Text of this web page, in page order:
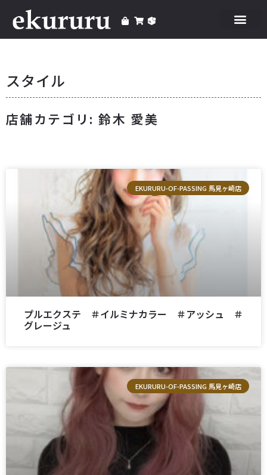
スタイル
店舗カテゴリ: 鈴木 愛美
EKURURU-OF-PASSING 馬見ヶ崎店
プルエクステ ＃イルミナカラー ＃アッシュ ＃
グレージュ
EKURURU-OF-PASSING 馬見ヶ崎店